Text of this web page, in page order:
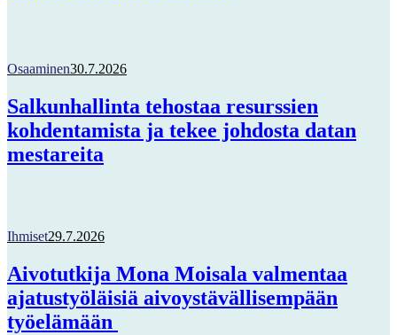
Osaaminen30.7.2026
Salkunhallinta tehostaa resurssien
kohdentamista ja tekee johdosta datan
mestareita
Ihmiset29.7.2026
Aivotutkija Mona Moisala valmentaa
ajatustyöläisiä aivoystävällisempään
työelämään